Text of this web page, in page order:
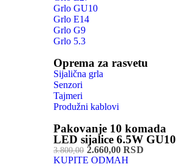
Grlo GU10
Grlo E14
Grlo G9
Grlo 5.3
Oprema za rasvetu
Sijalična grla
Senzori
Tajmeri
Produžni kablovi
Pakovanje 10 komada
LED sijalice 6.5W GU10
3.800,002.660,00 RSD
KUPITE ODMAH